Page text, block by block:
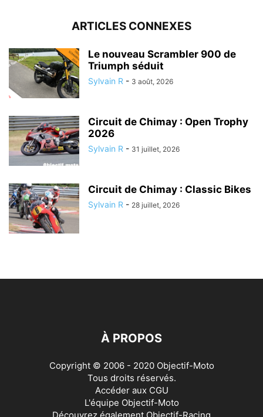
ARTICLES CONNEXES
Le nouveau Scrambler 900 de
Triumph séduit
Sylvain R - 3 août, 2026
Circuit de Chimay : Open Trophy
2026
Sylvain R - 31 juillet, 2026
Circuit de Chimay : Classic Bikes
Sylvain R - 28 juillet, 2026
À PROPOS
Copyright © 2006 - 2020 Objectif-Moto
Tous droits réservés.
Accéder aux CGU
L'équipe Objectif-Moto